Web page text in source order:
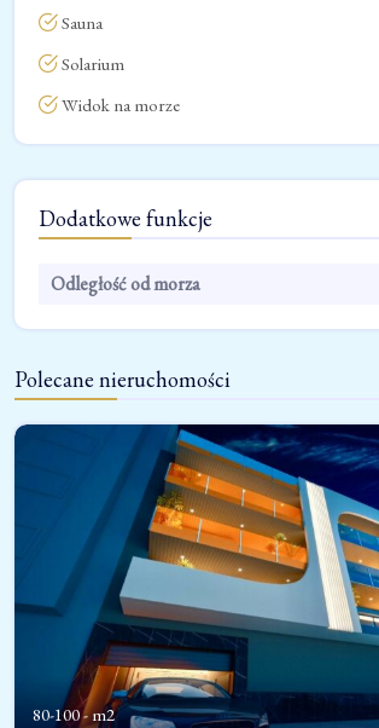
Sauna
Solarium
Widok na morze
Dodatkowe funkcje
Odległość od morza
Polecane nieruchomości
80-100 - m2